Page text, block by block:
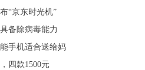
“京东时光机”
备除病毒能力
手机适合送给妈
四款1500元